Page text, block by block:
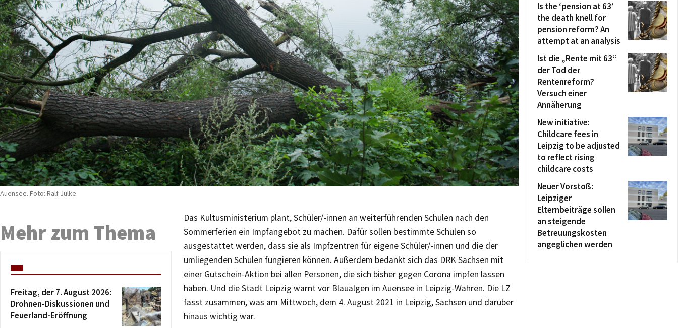
Auensee. Foto: Ralf Julke
Das Kultusministerium plant, Schüler/-innen an weiterführenden Schulen nach den
Sommerferien ein Impfangebot zu machen. Dafür sollen bestimmte Schulen so
ausgestattet werden, dass sie als Impfzentren für eigene Schüler/-innen und die der
umliegenden Schulen fungieren können. Außerdem bedankt sich das DRK Sachsen mit
einer Gutschein-Aktion bei allen Personen, die sich bisher gegen Corona impfen lassen
haben. Und die Stadt Leipzig warnt vor Blaualgen im Auensee in Leipzig-Wahren. Die LZ
fasst zusammen, was am Mittwoch, dem 4. August 2021 in Leipzig, Sachsen und darüber
hinaus wichtig war.
Mehr zum Thema
Freitag, der 7. August 2026:
Drohnen-Diskussionen und
Feuerland-Eröffnung
Is the ‘pension at 63’
the death knell for
pension reform? An
attempt at an analysis
Ist die „Rente mit 63“
der Tod der
Rentenreform?
Versuch einer
Annäherung
New initiative:
Childcare fees in
Leipzig to be adjusted
to reflect rising
childcare costs
Neuer Vorstoß:
Leipziger
Elternbeiträge sollen
an steigende
Betreuungskosten
angeglichen werden